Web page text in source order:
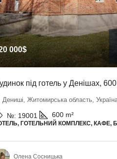
000$
під готель у Денішах,
Дениші, Житомирська область,
№: 19001 600 m²
ГОТЕЛЬНИЙ КОМПЛЕКС, КАФЕ,
Олена Сосницька